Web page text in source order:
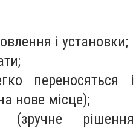
і установки;
переносяться і
нове місце);
(зручне рішення